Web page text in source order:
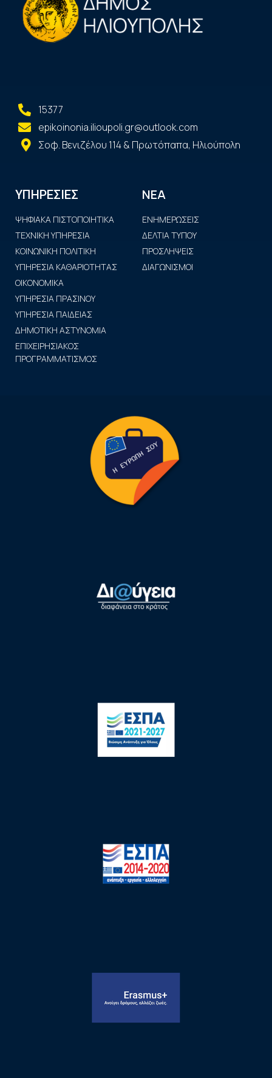
15377
epikoinonia.ilioupoli.gr@outlook.com
Σοφ. Βενιζέλου 114 & Πρωτόπαπα, Ηλιούπολη
ΥΠΗΡΕΣΙΕΣ
ΨΗΦΙΑΚΑ ΠΙΣΤΟΠΟΙΗΤΙΚΑ
ΤΕΧΝΙΚΗ ΥΠΗΡΕΣΙΑ
ΚΟΙΝΩΝΙΚΗ ΠΟΛΙΤΙΚΗ
ΥΠΗΡΕΣΙΑ ΚΑΘΑΡΙΟΤΗΤΑΣ
ΟΙΚΟΝΟΜΙΚΑ
ΥΠΗΡΕΣΙΑ ΠΡΑΣΙΝΟΥ
ΥΠΗΡΕΣΙΑ ΠΑΙΔΕΙΑΣ
ΔΗΜΟΤΙΚΗ ΑΣΤΥΝΟΜΙΑ
ΕΠΙΧΕΙΡΗΣΙΑΚΟΣ
ΠΡΟΓΡΑΜΜΑΤΙΣΜΟΣ
ΝΕΑ
ΕΝΗΜΕΡΩΣΕΙΣ
ΔΕΛΤΙΑ ΤΥΠΟΥ
ΠΡΟΣΛΗΨΕΙΣ
ΔΙΑΓΩΝΙΣΜΟΙ